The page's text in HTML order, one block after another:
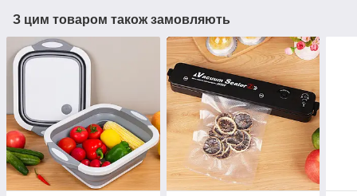
З цим товаром також замовляють